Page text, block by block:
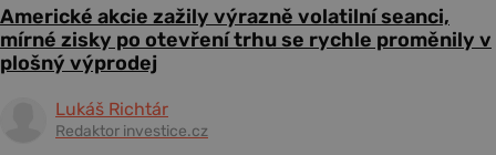
Americké akcie zažily výrazně volatilní seanci,
mírné zisky po otevření trhu se rychle proměnily v
plošný výprodej
Lukáš Richtár
Redaktor investice.cz